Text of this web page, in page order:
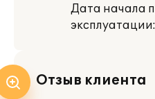
Дата начала
Отзыв клиента